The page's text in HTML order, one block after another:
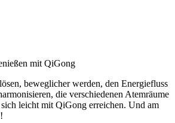
mit QiGong
beweglicher werden, den Energiefluss
die verschiedenen Atemräume
leicht mit QiGong erreichen. Und am